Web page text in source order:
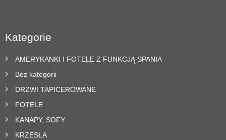
Kategorie
AMERYKANKI I FOTELE Z FUNKCJĄ SPANIA
Bez kategorii
DRZWI TAPICEROWANE
FOTELE
KANAPY, SOFY
KRZESŁA